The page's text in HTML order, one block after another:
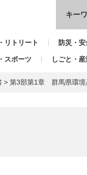
キー
リトリート 防災・
スポーツ しごと・
> 第3部第1章 群馬県環境